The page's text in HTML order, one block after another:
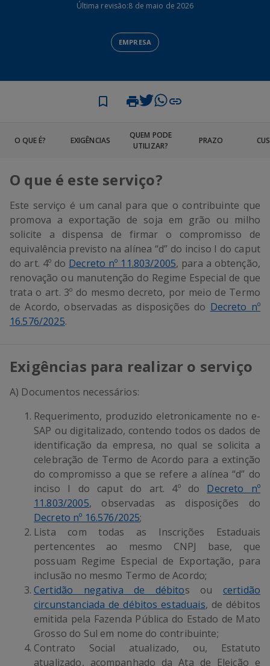
Última revisão:8 de maio de 2026
EMPRESA
O QUE É? EXIGÊNCIAS
QUEM PODE
UTILIZAR?
PRAZO
O que é este serviço?
Este serviço é um canal para que o contribuinte que
promova a exportação de soja em grão ou milho
solicite a dispensa de firmar o compromisso de
equivalência previsto na alínea “d” do inciso I do caput
do art. 4º do Decreto nº 11.803/2005, para a obtenção,
renovação ou manutenção do Regime Especial de que
trata o art. 3º do mesmo decreto, por meio de Termo
de Acordo, observadas as disposições do Decreto nº
16.576/2025.
Exigências para realizar o serviço
A) Documentos necessários:
Requerimento, produzido eletronicamente no e-
SAP ou digitalizado, contendo todos os dados de
identificação da empresa, no qual se solicita a
celebração de Termo de Acordo para a extinção
do compromisso a que se refere a alínea “d” do
inciso I do caput do art. 4º do Decreto nº
11.803/2005, observadas as disposições do
Decreto nº 16.576/2025;
Lista com todas as Inscrições Estaduais
pertencentes ao mesmo CNPJ base, que
possuam Regime Especial de Exportação, para
inclusão no mesmo Termo de Acordo;
Certidão negativa de débitos ou certidão
circunstanciada de débitos estaduais, de débitos
emitida pela Fazenda Pública do Estado de Mato
Grosso do Sul em nome do contribuinte;
Contrato Social atualizado, ou, Estatuto
atualizado, acompanhado da Ata de Eleição e